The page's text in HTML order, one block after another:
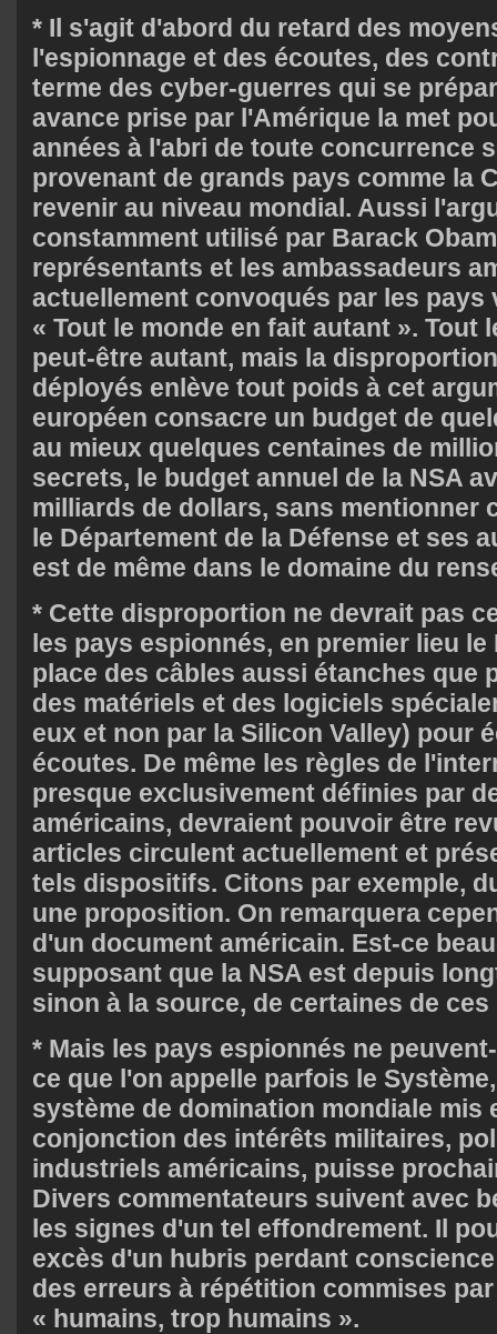
* Il s'agit d'abord du retard des
l'espionnage et des écoutes, des
terme des cyber-guerres qui se
avance prise par l'Amérique la met
années à l'abri de toute concurrence
provenant de grands pays comme la
revenir au niveau mondial. Aussi
constamment utilisé par Barack
représentants et les ambassadeurs
actuellement convoqués par les pays
« Tout le monde en fait autant ». Tout
peut-être autant, mais la
déployés enlève tout poids à cet
européen consacre un budget de
au mieux quelques centaines de
secrets, le budget annuel de la NSA
milliards de dollars, sans mentionner
le Département de la Défense et ses
est de même dans le domaine du
* Cette disproportion ne devrait pas
les pays espionnés, en premier lieu
place des câbles aussi étanches que
des matériels et des logiciels
eux et non par la Silicon Valley) pour
écoutes. De même les règles de
presque exclusivement définies par
américains, devraient pouvoir être
articles circulent actuellement et
tels dispositifs. Citons par exemple,
une proposition. On remarquera
d'un document américain. Est-ce
supposant que la NSA est depuis
sinon à la source, de certaines de
* Mais les pays espionnés ne
ce que l'on appelle parfois le
système de domination mondiale mis
conjonction des intérêts militaires,
industriels américains, puisse
Divers commentateurs suivent avec
les signes d'un tel effondrement. Il
excès d'un hubris perdant
des erreurs à répétition commises
« humains, trop humains ».